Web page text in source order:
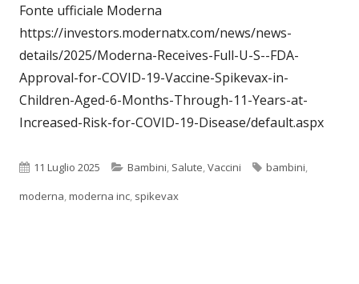
Fonte ufficiale Moderna
https://investors.modernatx.com/news/news-
details/2025/Moderna-Receives-Full-U-S--FDA-
Approval-for-COVID-19-Vaccine-Spikevax-in-
Children-Aged-6-Months-Through-11-Years-at-
Increased-Risk-for-COVID-19-Disease/default.aspx
Pubblicato
11 Luglio 2025 Categorie
Bambini, Salute,Vaccini Tag
bambini,
moderna,moderna inc, spikevax